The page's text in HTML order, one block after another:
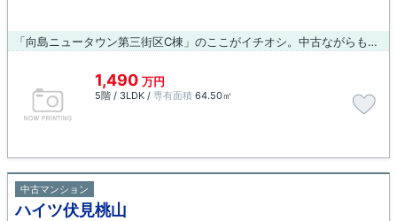
「向島ニュータウン第三街区C棟」のここがイチオシ。中古ながらも綺麗な室内と魅力的な住環境のマンションです。駅から徒歩6分の物件です。地上11階建ての物件です。不動産のご購入を検討しているが不動産の知識がなくて不安だと思う方でも、経験豊富な当社スタッフがしっかりとサポートするので安心してご依頼下さい。
1,490 万円
5階 / 3LDK / 専有面積 64.50㎡
中古マンション
ハイツ伏見桃山